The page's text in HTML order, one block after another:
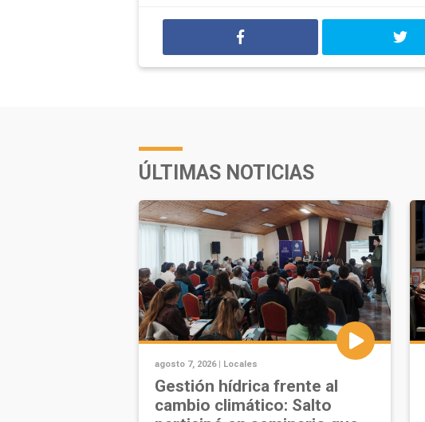
ÚLTIMAS NOTICIAS
agosto 7, 2026 | Locales
Gestión hídrica frente al
cambio climático: Salto